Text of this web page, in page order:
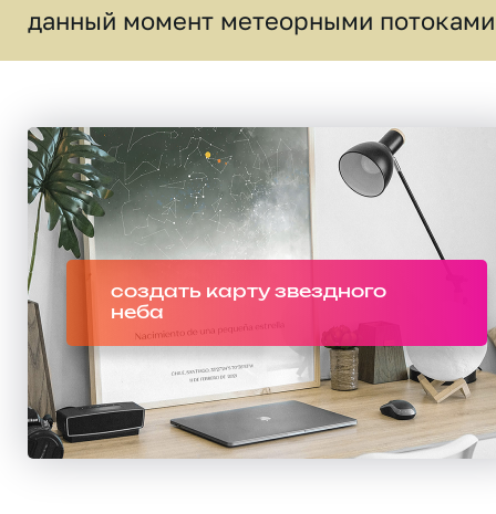
данный момент метеорными
создать карту звездного
неба